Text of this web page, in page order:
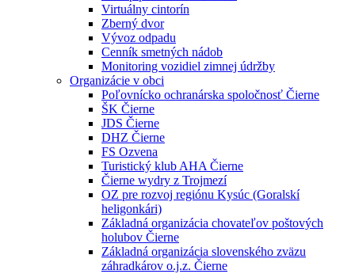
Virtuálny cintorín
Zberný dvor
Vývoz odpadu
Cenník smetných nádob
Monitoring vozidiel zimnej údržby
Organizácie v obci
Poľovnícko ochranárska spoločnosť Čierne
ŠK Čierne
JDS Čierne
DHZ Čierne
FS Ozvena
Turistický klub AHA Čierne
Čierne wydry z Trojmezí
OZ pre rozvoj regiónu Kysúc (Goralskí
heligonkári)
Základná organizácia chovateľov poštových
holubov Čierne
Základná organizácia slovenského zväzu
záhradkárov o.j.z. Čierne